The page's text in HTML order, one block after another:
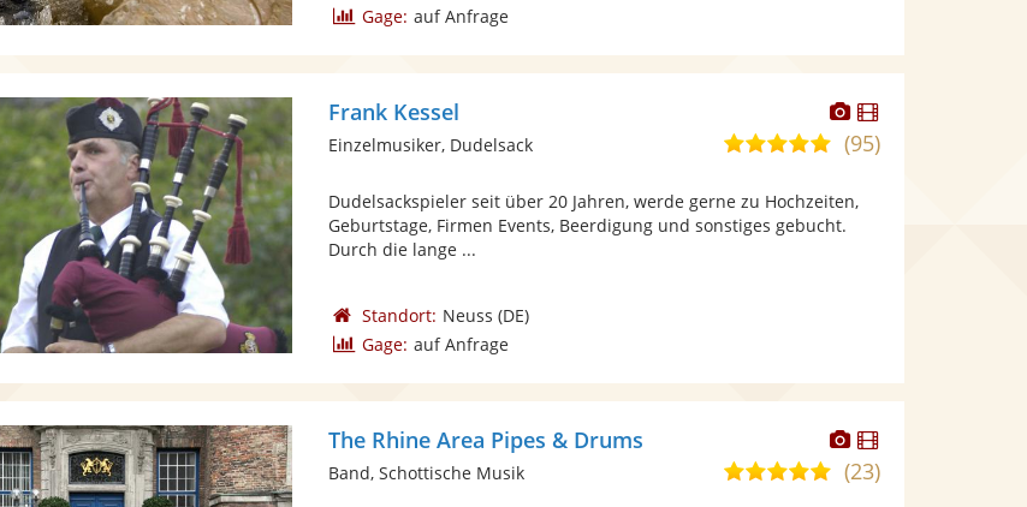
Gage: auf Anfrage
Dieser
Künstler
stellt
bereit.
Dieser
Künstler
Frank Kessel
5,0
5
Sternen
(95)
Einzelmusiker, Dudelsack
Dudelsackspieler seit über 20 Jahren, werde gerne zu Hochzeiten,
Geburtstage, Firmen Events, Beerdigung und sonstiges gebucht.
Durch die lange ...
Standort: Neuss (DE)
Gage: auf Anfrage
Dieser
Künstler
stellt
Dieser
Künstler
The Rhine Area Pipes & Drums
5,0(23)
Band, Schottische Musik